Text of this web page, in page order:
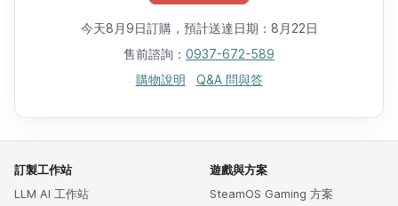
今天8月9日訂購，預計送達日期：8月22日
售前諮詢： 0937-672-589
購物說明
Q&A 問與答
訂製工作站
LLM AI 工作站
遊戲與方案
SteamOS Gaming 方案